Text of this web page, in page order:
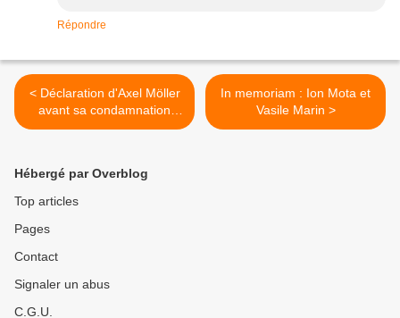
Répondre
< Déclaration d'Axel Möller
avant sa condamnation
(octobre 2011)
In memoriam : Ion Mota et
Vasile Marin >
Hébergé par Overblog
Top articles
Pages
Contact
Signaler un abus
C.G.U.